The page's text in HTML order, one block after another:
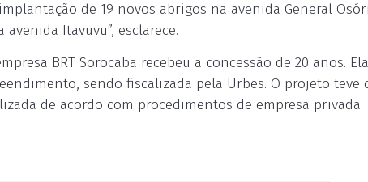
de 19 novos abrigos na avenida General
Itavuvu”, esclarece.
BRT Sorocaba recebeu a concessão de 20 anos.
sendo fiscalizada pela Urbes. O projeto teve
de acordo com procedimentos de empresa privada.